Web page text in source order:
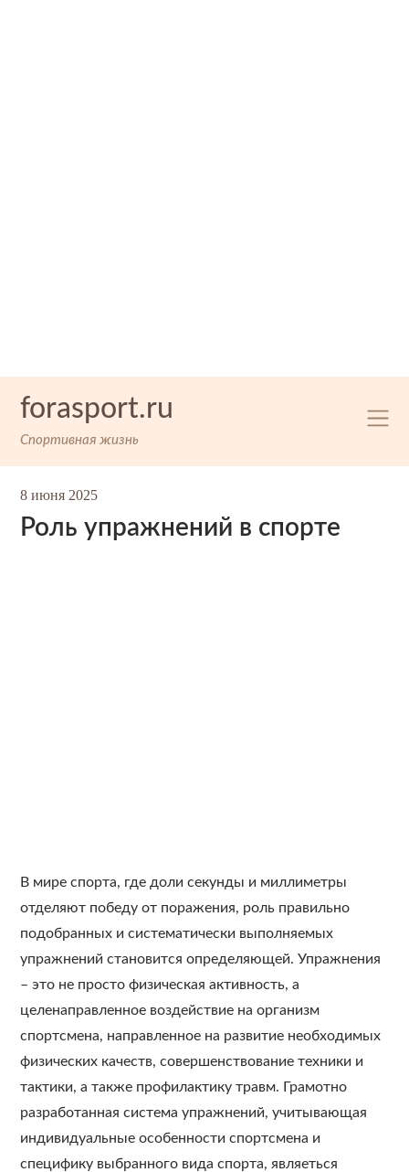
forasport.ru
Спортивная жизнь
8 июня 2025
Роль упражнений в спорте
В мире спорта, где доли секунды и миллиметры
отделяют победу от поражения, роль правильно
подобранных и систематически выполняемых
упражнений становится определяющей. Упражнения
– это не просто физическая активность, а
целенаправленное воздействие на организм
спортсмена, направленное на развитие необходимых
физических качеств, совершенствование техники и
тактики, а также профилактику травм. Грамотно
разработанная система упражнений, учитывающая
индивидуальные особенности спортсмена и
специфику выбранного вида спорта, являеться